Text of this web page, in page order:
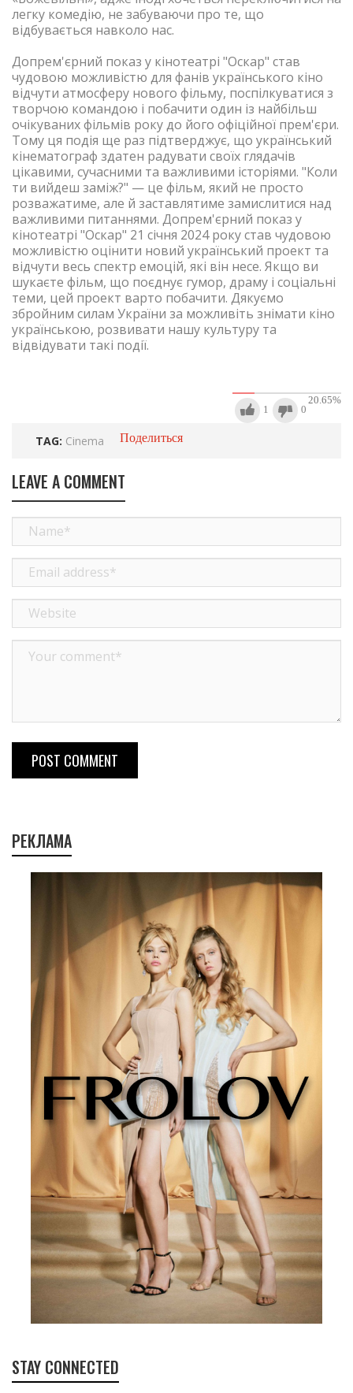
легку комедію, не забуваючи про те, що
відбувається навколо нас.
Допрем'єрний показ у кінотеатрі "Оскар" став
чудовою можливістю для фанів українського кіно
відчути атмосферу нового фільму, поспілкуватися з
творчою командою і побачити один із найбільш
очікуваних фільмів року до його офіційної прем'єри.
Тому ця подія ще раз підтверджує, що український
кінематограф здатен радувати своїх глядачів
цікавими, сучасними та важливими історіями. "Коли
ти вийдеш заміж?" — це фільм, який не просто
розважатиме, але й заставлятиме замислитися над
важливими питаннями. Допрем'єрний показ у
кінотеатрі "Оскар" 21 січня 2024 року став чудовою
можливістю оцінити новий український проект та
відчути весь спектр емоцій, які він несе. Якщо ви
шукаєте фільм, що поєднує гумор, драму і соціальні
теми, цей проект варто побачити. Дякуємо
збройним силам України за можливіть знімати кіно
українською, розвивати нашу культуру та
відвідувати такі події.
20.65%
1
0
TAG: Cinema Поделиться
LEAVE A COMMENT
POST COMMENT
РЕКЛАМА
STAY CONNECTED